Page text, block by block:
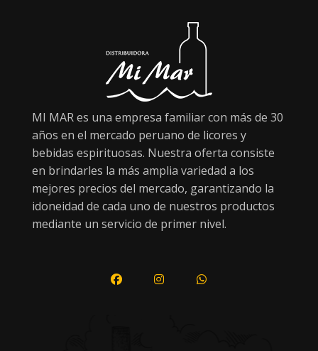
MI MAR es una empresa familiar con más de 30
años en el mercado peruano de licores y
bebidas espirituosas. Nuestra oferta consiste
en brindarles la más amplia variedad a los
mejores precios del mercado, garantizando la
idoneidad de cada uno de nuestros productos
mediante un servicio de primer nivel.